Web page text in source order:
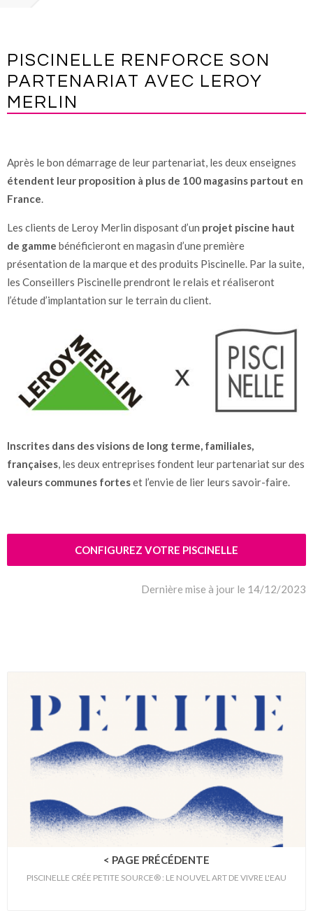
PISCINELLE RENFORCE SON
PARTENARIAT AVEC LEROY
MERLIN
Après le bon démarrage de leur partenariat, les deux enseignes
étendent leur proposition à plus de 100 magasins partout en
France.
Les clients de Leroy Merlin disposant d’un projet piscine haut
de gamme bénéficieront en magasin d’une première
présentation de la marque et des produits Piscinelle. Par la suite,
les Conseillers Piscinelle prendront le relais et réaliseront
l’étude d’implantation sur le terrain du client.
Inscrites dans des visions de long terme, familiales,
françaises, les deux entreprises fondent leur partenariat sur des
valeurs communes forteset l’envie de lier leurs savoir-faire.
CONFIGUREZ VOTRE PISCINELLE
Dernière mise à jour le 14/12/2023
< PAGE PRÉCÉDENTE
PISCINELLE CRÉE PETITE SOURCE® : LE NOUVEL ART DE VIVRE L'EAU